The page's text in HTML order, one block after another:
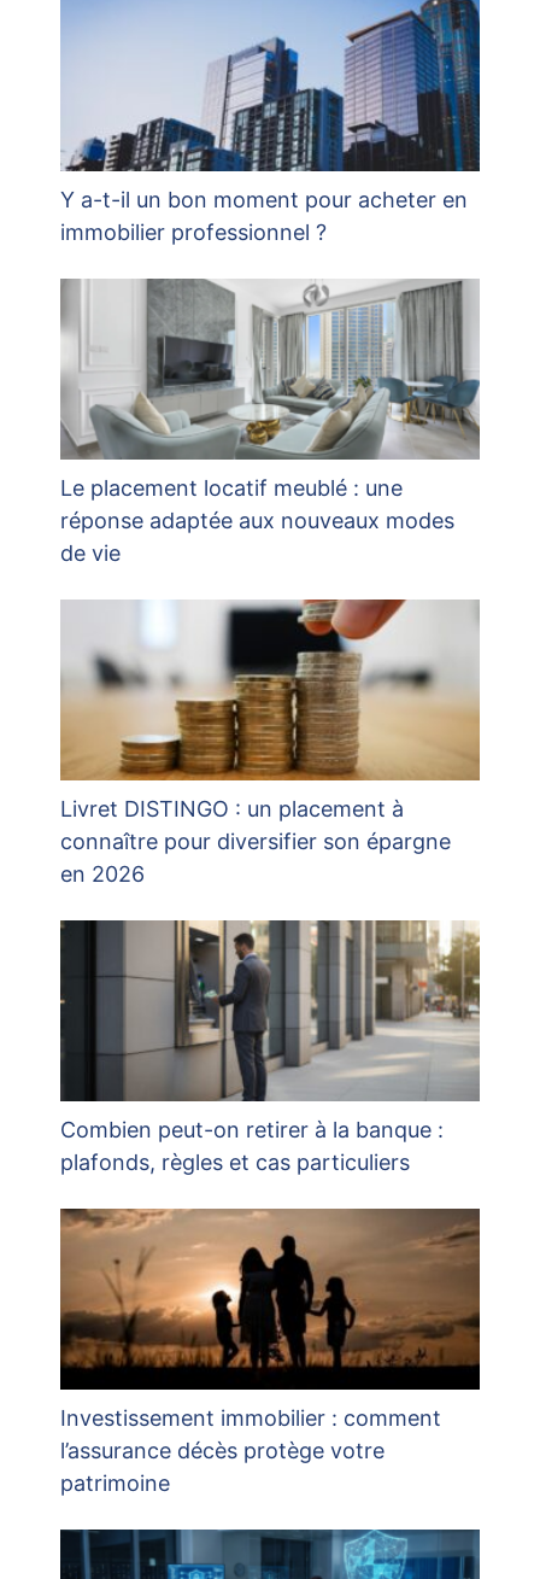
Y a-t-il un bon moment pour acheter en
immobilier professionnel ?
Le placement locatif meublé : une
réponse adaptée aux nouveaux modes
de vie
Livret DISTINGO : un placement à
connaître pour diversifier son épargne
en 2026
Combien peut-on retirer à la banque :
plafonds, règles et cas particuliers
Investissement immobilier : comment
l’assurance décès protège votre
patrimoine